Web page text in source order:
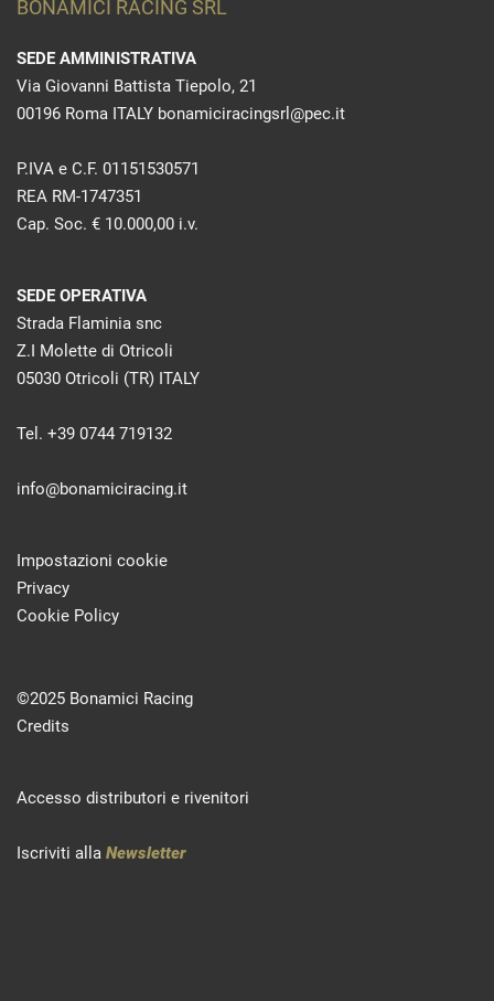
BONAMICI RACING SRL
SEDE AMMINISTRATIVA
Via Giovanni Battista Tiepolo, 21
00196 Roma ITALY bonamiciracingsrl@pec.it
P.IVA e C.F. 01151530571
REA RM-1747351
Cap. Soc. € 10.000,00 i.v.
SEDE OPERATIVA
Strada Flaminia snc
Z.I Molette di Otricoli
05030 Otricoli (TR) ITALY
Tel. +39 0744 719132
info@bonamiciracing.it
Impostazioni cookie
Privacy
Cookie Policy
©2025 Bonamici Racing
Credits
Accesso distributori e rivenitori
Iscriviti alla Newsletter